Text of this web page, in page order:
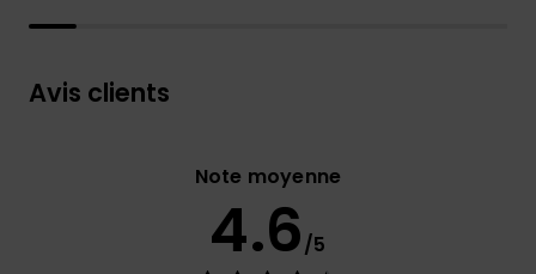
Avis clients
Note moyenne
4.6/5